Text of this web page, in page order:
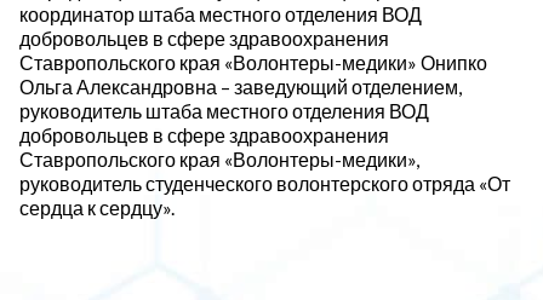
координатор штаба местного отделения ВОД
добровольцев в сфере здравоохранения
Ставропольского края «Волонтеры-медики» Онипко
Ольга Александровна – заведующий отделением,
руководитель штаба местного отделения ВОД
добровольцев в сфере здравоохранения
Ставропольского края «Волонтеры-медики»,
руководитель студенческого волонтерского отряда «От
сердца к сердцу».